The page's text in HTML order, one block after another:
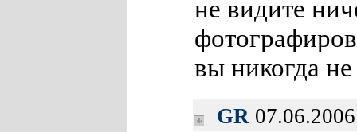
не видите
вы никогда
GR